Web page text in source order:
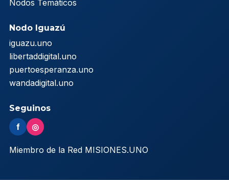
Nodos Temáticos
Nodo Iguazú
iguazu.uno
libertaddigital.uno
puertoesperanza.uno
wandadigital.uno
Seguinos
f ◎
Miembro de la Red MISIONES.UNO